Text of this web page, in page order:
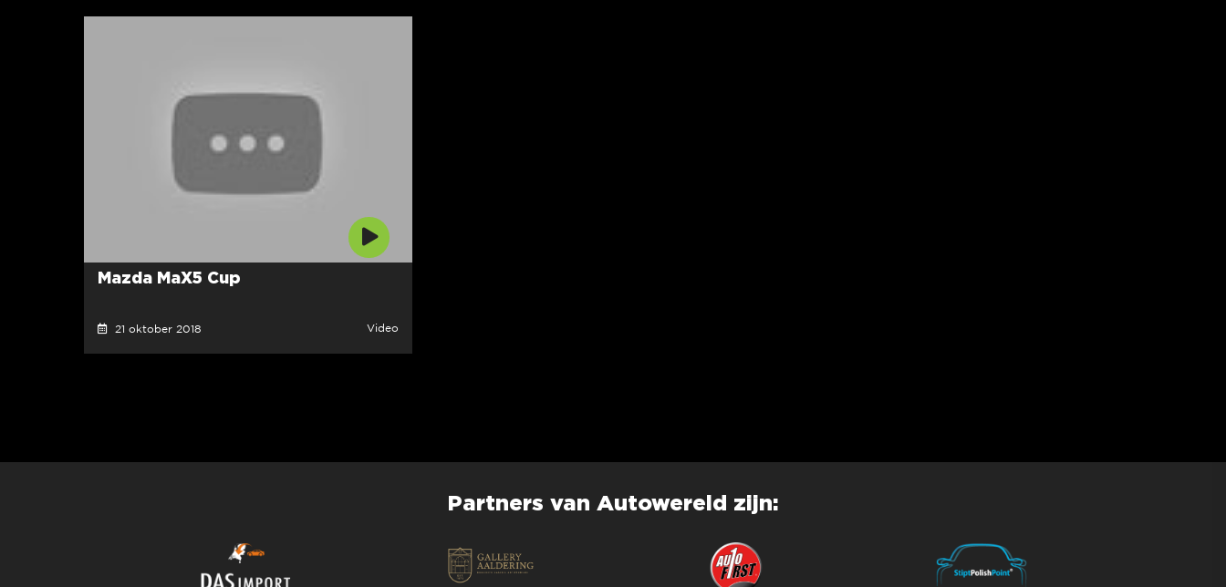
Mazda MaX5 Cup
21 oktober 2018 Video
Partners van Autowereld zijn: